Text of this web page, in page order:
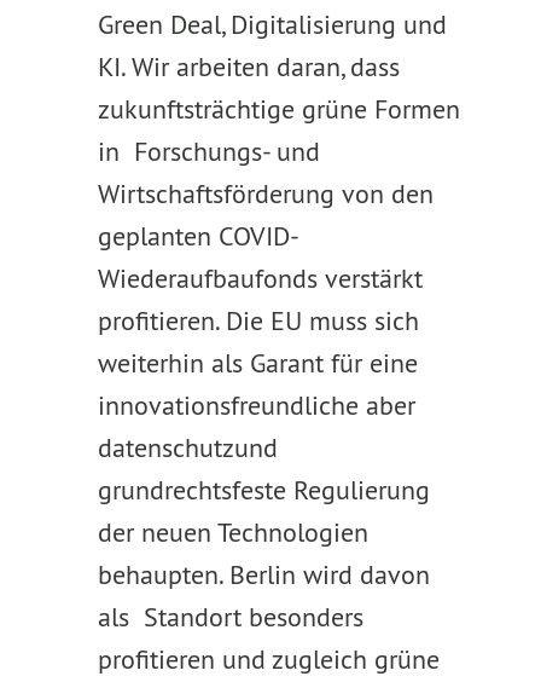
Green Deal, Digitalisierung und
KI. Wir arbeiten daran, dass
zukunftsträchtige grüne Formen
in Forschungs- und
Wirtschaftsförderung von den
geplanten COVID-
Wiederaufbaufonds verstärkt
profitieren. Die EU muss sich
weiterhin als Garant für eine
innovationsfreundliche aber
datenschutzund
grundrechtsfeste Regulierung
der neuen Technologien
behaupten. Berlin wird davon
als Standort besonders
profitieren und zugleich grüne